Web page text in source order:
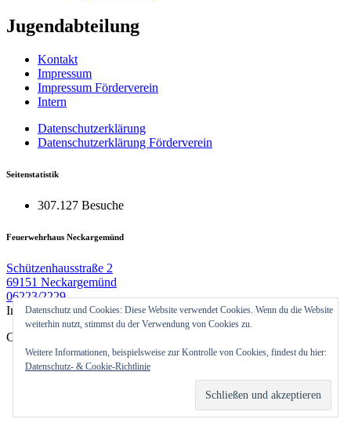
Jugendabteilung
Kontakt
Impressum
Impressum Förderverein
Intern
Datenschutzerklärung
Datenschutzerklärung Förderverein
Seitenstatistik
307.127 Besuche
Feuerwehrhaus Neckargemünd
Schützenhausstraße 2
69151 Neckargemünd
06223/2229
Im Notfall 112 !!!
Copyright © 2026 | WordPress Theme von
Datenschutz und Cookies: Diese Website verwendet Cookies. Wenn du die Website
weiterhin nutzt, stimmst du der Verwendung von Cookies zu.
Weitere Informationen, beispielsweise zur Kontrolle von Cookies, findest du hier:
Datenschutz- & Cookie-Richtlinie